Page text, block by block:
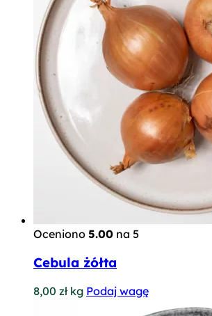
Oceniono 5.00 na 5
Cebula żółta
8,00 zł kg Podaj wagę